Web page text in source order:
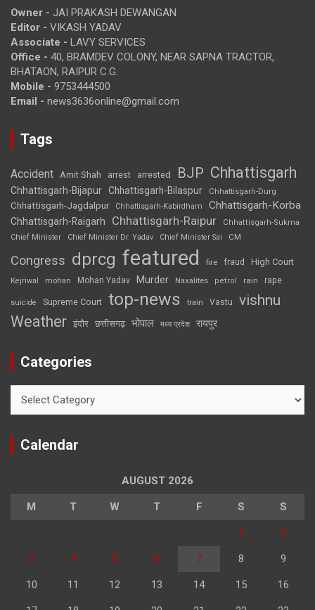
Owner - JAI PRAKASH DEWANGAN
Editor - VIKASH YADAV
Associate - LAVY SERVICES
Office - 40, BRAMDEV COLONY, NEAR SAPNA TRACTOR,
BHATAON, RAIPUR C.G.
Mobile - 9753444500
Email - news3636online@gmail.com
Tags
Accident Amit Shah arrest arrested BJP Chhattisgarh
Chhattisgarh-Bijapur Chhattisgarh-Bilaspur Chhattisgarh-Durg
Chhattisgarh-Jagdalpur Chhattisgarh-Kabirdham Chhattisgarh-Korba
Chhattisgarh-Raigarh Chhattisgarh-Raipur
Chhattisgarh-Sukma
Chief Minister
Chief Minister Dr. Yadav Chief Minister Sai CM
Congress dprcg featured fire fraud High Court
Kejriwal mohan Mohan Yadav Murder Naxalites petrol rain rape
suicide Supreme Court top-news train Vastu vishnu
Weather इंदौर छत्तीसगढ़ भोपाल मध्य प्रदेश रायपुर
Categories
Calendar
AUGUST 2026
M T W T F S S
1 2
3 4 5 6 7 8 9
10 11 12 13 14 15 16